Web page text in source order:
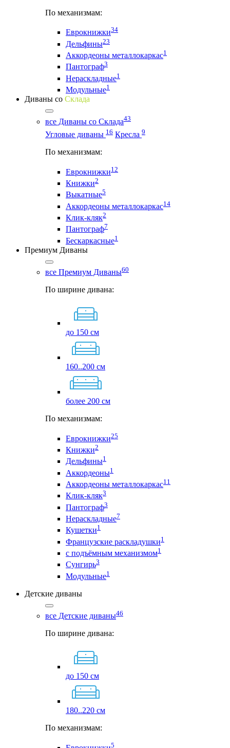
По механизмам:
Еврокнижки34
Дельфины23
Аккордеоны металлокаркас1
Пантограф3
Нераскладные1
Модульные1
Диваны со Склада
все Диваны со Склада43
Угловые диваны 16 Кресла 9
По механизмам:
Еврокнижки12
Книжки2
Выкатные5
Аккордеоны металлокаркас14
Клик-кляк2
Пантограф7
Бескаркасные1
Премиум Диваны
все Премиум Диваны60
По ширине дивана:
до 150 см
160..200 см
более 200 см
По механизмам:
Еврокнижки25
Книжки2
Дельфины1
Аккордеоны1
Аккордеоны металлокаркас11
Клик-кляк3
Пантограф3
Нераскладные7
Кушетки1
Французские раскладушки1
с подъёмным механизмом1
Сунгирь3
Модульные1
Детские диваны
все Детские диваны46
По ширине дивана:
до 150 см
180..220 см
По механизмам:
5